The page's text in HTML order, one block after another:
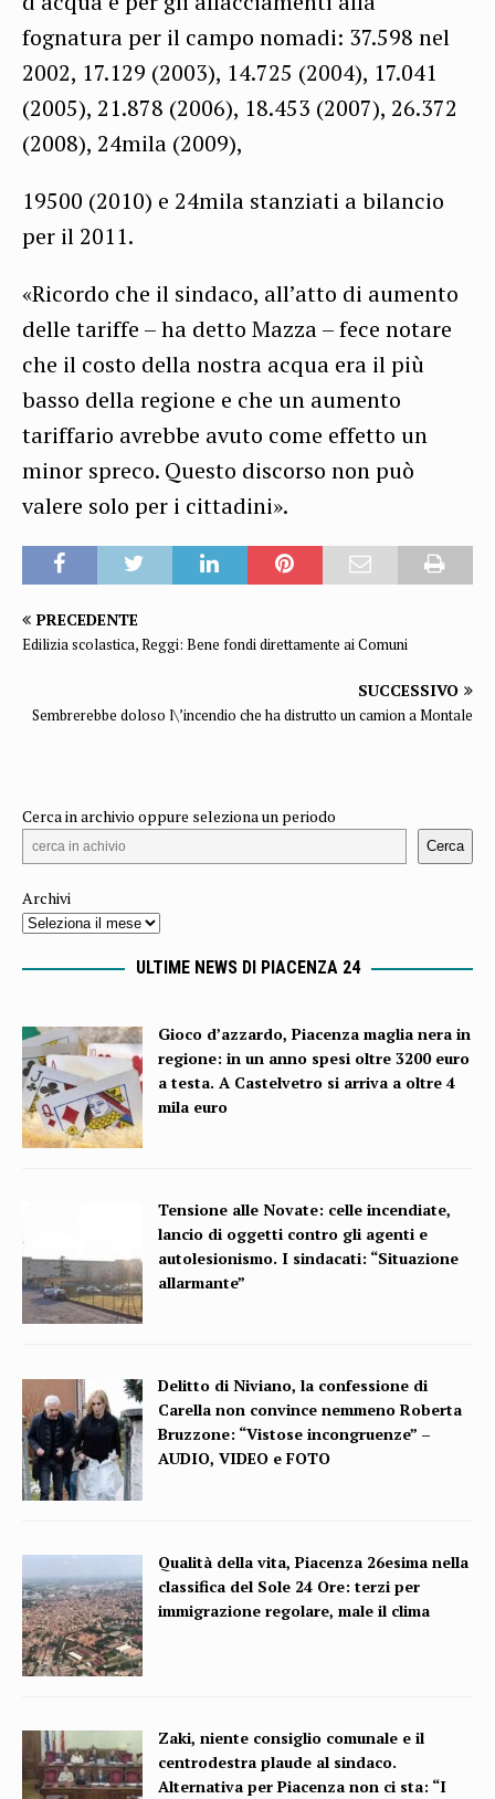
fognatura per il campo nomadi: 37.598 nel
2002, 17.129 (2003), 14.725 (2004), 17.041
(2005), 21.878 (2006), 18.453 (2007), 26.372
(2008), 24mila (2009),
19500 (2010) e 24mila stanziati a bilancio
per il 2011.
«Ricordo che il sindaco, all’atto di aumento
delle tariffe – ha detto Mazza – fece notare
che il costo della nostra acqua era il più
basso della regione e che un aumento
tariffario avrebbe avuto come effetto un
minor spreco. Questo discorso non può
valere solo per i cittadini».
PRECEDENTE
Edilizia scolastica, Reggi: Bene fondi direttamente ai Comuni
SUCCESSIVO
Sembrerebbe doloso l\’incendio che ha distrutto un camion a Montale
Cerca in archivio oppure seleziona un periodo
Cerca
Archivi
ULTIME NEWS DI PIACENZA 24
Gioco d’azzardo, Piacenza maglia nera in
regione: in un anno spesi oltre 3200 euro
a testa. A Castelvetro si arriva a oltre 4
mila euro
Tensione alle Novate: celle incendiate,
lancio di oggetti contro gli agenti e
autolesionismo. I sindacati: “Situazione
allarmante”
Delitto di Niviano, la confessione di
Carella non convince nemmeno Roberta
Bruzzone: “Vistose incongruenze” –
AUDIO, VIDEO e FOTO
Qualità della vita, Piacenza 26esima nella
classifica del Sole 24 Ore: terzi per
immigrazione regolare, male il clima
Zaki, niente consiglio comunale e il
centrodestra plaude al sindaco.
Alternativa per Piacenza non ci sta: “I